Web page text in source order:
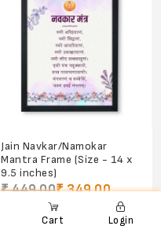
d
Cart

Login
Jain Navkar/Namokar
Mantra Frame (Size - 14 x
9.5 inches)
₹ 449.00₹ 349.00